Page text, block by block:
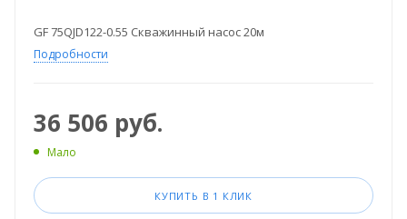
GF 75QJD122-0.55 Скважинный насос 20м
Подробности
36 506 руб.
Мало
КУПИТЬ В 1 КЛИК